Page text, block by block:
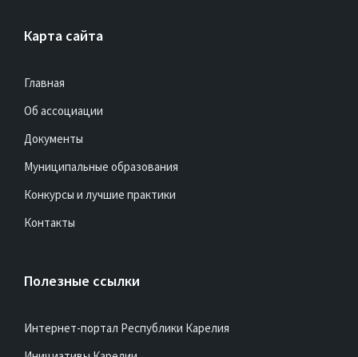
Карта сайта
Главная
Об ассоциации
Документы
Муниципальные образования
Конкурсы и лучшие практики
Контакты
Полезные ссылки
Интернет-портал Республики Карелия